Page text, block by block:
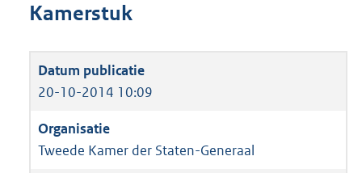
Kamerstuk
20-10-2014 10:09
Tweede Kamer der Staten-Generaal